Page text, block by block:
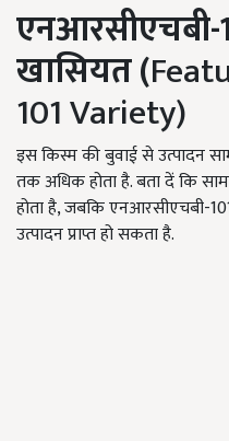
एनआरसीएचबी-
खासियत (
101 Variety)
इस किस्म की बुवाई से उत्पादन
तक अधिक होता है. बता दें कि
होता है, जबकि एनआरसीएचबी-
उत्पादन प्राप्त हो सकता है.